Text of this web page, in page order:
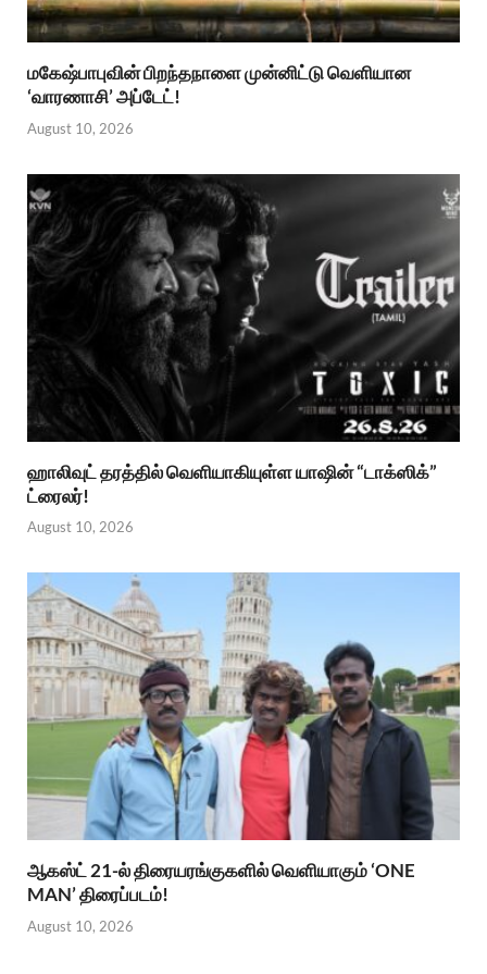
மகேஷ்பாபுவின் பிறந்தநாளை முன்னிட்டு வெளியான
‘வாரணாசி’ அப்டேட்!
August 10, 2026
ஹாலிவுட் தரத்தில் வெளியாகியுள்ள யாஷின் “டாக்ஸிக்”
ட்ரைலர்!
August 10, 2026
ஆகஸ்ட் 21-ல் திரையரங்குகளில் வெளியாகும் ‘ONE
MAN’ திரைப்படம்!
August 10, 2026